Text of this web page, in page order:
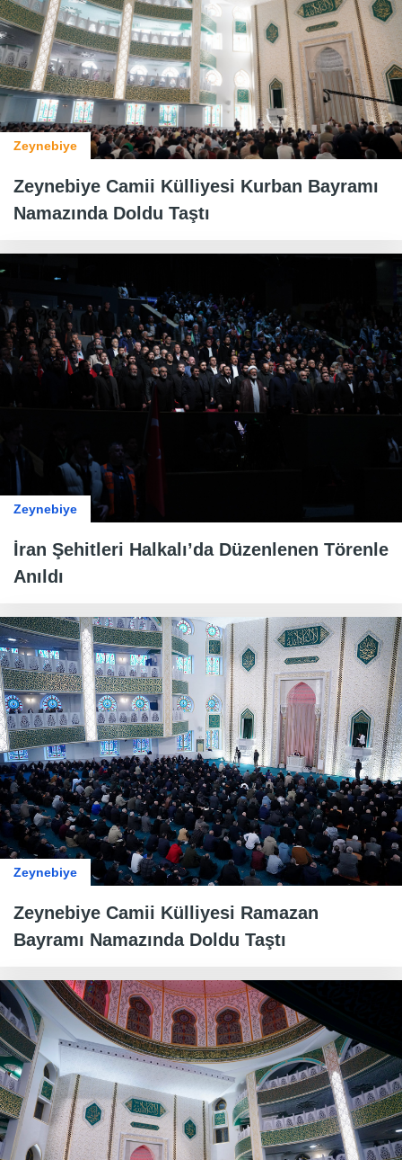
Zeynebiye
Zeynebiye Camii Külliyesi Kurban Bayramı
Namazında Doldu Taştı
Zeynebiye
İran Şehitleri Halkalı’da Düzenlenen Törenle
Anıldı
Zeynebiye
Zeynebiye Camii Külliyesi Ramazan
Bayramı Namazında Doldu Taştı